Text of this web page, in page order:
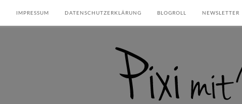
IMPRESSUM DATENSCHUTZERKLÄRUNG BLOGROLL NEWSLETTER